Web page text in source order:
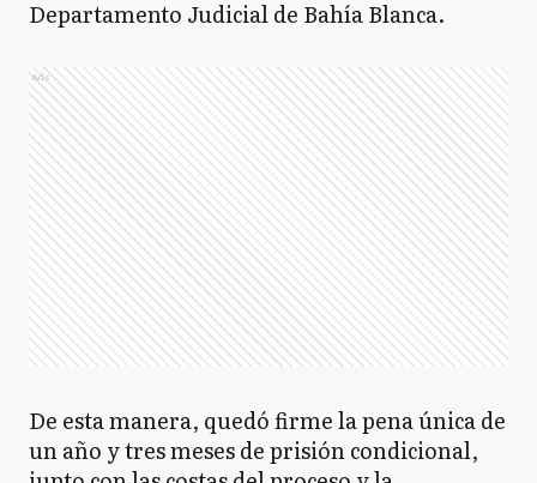
Departamento Judicial de Bahía Blanca.
Ads
De esta manera, quedó firme la pena única de
un año y tres meses de prisión condicional,